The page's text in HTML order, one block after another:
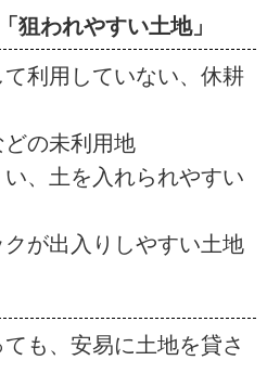
狙われやすい土地」
利用していない、休耕
の未利用地
い、土を入れられやすい
が出入りしやすい土地
も、安易に土地を貸さ